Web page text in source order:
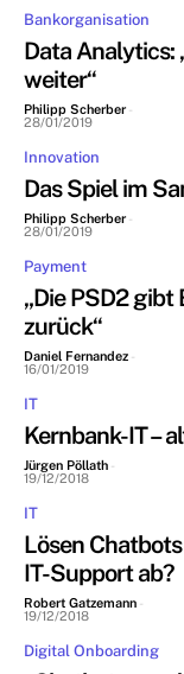
Bankorganisation
Data Analytics:
weiter“
Philipp Scherber -
28/01/2019
Innovation
Das Spiel im
Philipp Scherber -
28/01/2019
Payment
„Die PSD2
zurück“
Daniel Fernandez -
16/01/2019
IT
Kernbank-IT –
Jürgen Pöllath -
19/12/2018
IT
Lösen
IT-Support ab?
Robert Gatzemann -
19/12/2018
Digital Onboarding